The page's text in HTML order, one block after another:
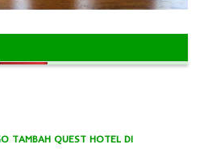
TAMBAH QUEST HOTEL DI